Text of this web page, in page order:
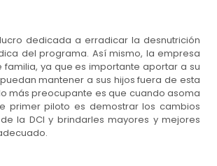
dedicada a erradicar la desnutrición
del programa. Así mismo, la empresa
ya que es importante aportar a su
mantener a sus hijos fuera de esta
más preocupante es que cuando asoma
primer piloto es demostrar los cambios
la DCI y brindarles mayores y mejores